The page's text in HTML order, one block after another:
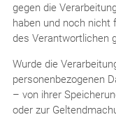
gegen die
haben und noch nicht
des Verantwortlichen
Wurde die
personenbezogenen
– von ihrer
oder zur